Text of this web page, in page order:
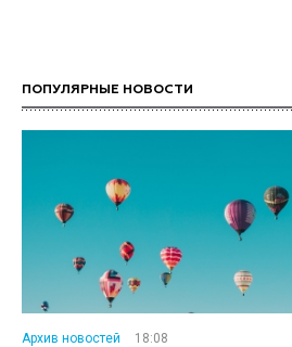
ПОПУЛЯРНЫЕ НОВОСТИ
Архив новостей
18:08